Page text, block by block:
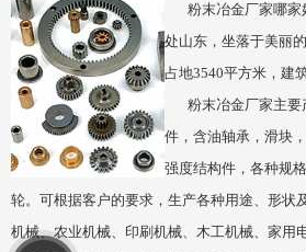
粉末冶金厂家哪家
处山东，坐落于美丽
占地3540平方米，建
粉末冶金厂家主要
件，含油轴承，滑块，
强度结构件，各种规格
轮。可根据客户的要求，生产各种用途、形状
机械、农业机械、印刷机械、木工机械、家用